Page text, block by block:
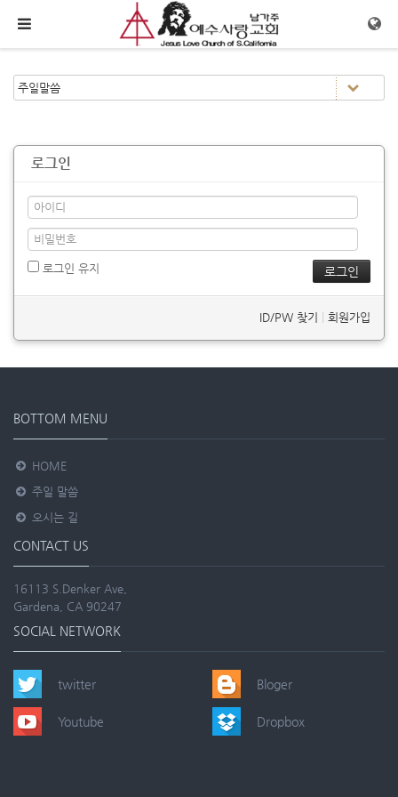
메뉴 건너뛰기
로그인
로그인 유지
ID/PW 찾기 회원가입
BOTTOM MENU
HOME
주일 말씀
오시는 길
CONTACT US
16113 S.Denker Ave,
Gardena, CA 90247
SOCIAL NETWORK
twitter
Youtube
Bloger
Dropbox